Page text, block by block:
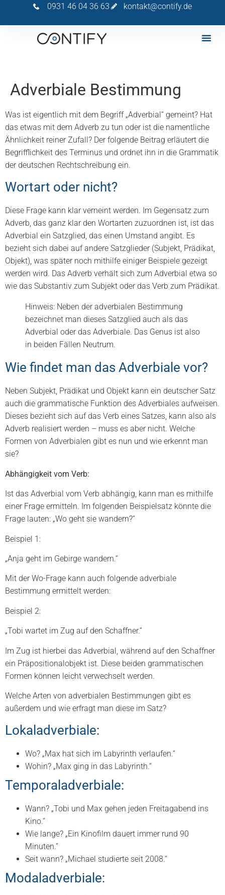
0931 46 04 36 63 kontakt@contify.de
Adverbiale Bestimmung
Was ist eigentlich mit dem Begriff „Adverbial“ gemeint? Hat
das etwas mit dem Adverb zu tun oder ist die namentliche
Ähnlichkeit reiner Zufall? Der folgende Beitrag erläutert die
Begrifflichkeit des Terminus und ordnet ihn in die Grammatik
der deutschen Rechtschreibung ein.
Wortart oder nicht?
Diese Frage kann klar verneint werden. Im Gegensatz zum
Adverb, das ganz klar den Wortarten zuzuordnen ist, ist das
Adverbial ein Satzglied, das einen Umstand angibt. Es
bezieht sich dabei auf andere Satzglieder (Subjekt, Prädikat,
Objekt), was später noch mithilfe einiger Beispiele gezeigt
werden wird. Das Adverb verhält sich zum Adverbial etwa so
wie das Substantiv zum Subjekt oder das Verb zum Prädikat.
Hinweis: Neben der adverbialen Bestimmung
bezeichnet man dieses Satzglied auch als das
Adverbial oder das Adverbiale. Das Genus ist also
in beiden Fällen Neutrum.
Wie findet man das Adverbiale vor?
Neben Subjekt, Prädikat und Objekt kann ein deutscher Satz
auch die grammatische Funktion des Adverbiales aufweisen.
Dieses bezieht sich auf das Verb eines Satzes, kann also als
Adverb realisiert werden – muss es aber nicht. Welche
Formen von Adverbialen gibt es nun und wie erkennt man
sie?
Abhängigkeit vom Verb:
Ist das Adverbial vom Verb abhängig, kann man es mithilfe
einer Frage ermitteln. Im folgenden Beispielsatz könnte die
Frage lauten: „Wo geht sie wandern?“
Beispiel 1:
„Anja geht im Gebirge wandern.“
Mit der Wo-Frage kann auch folgende adverbiale
Bestimmung ermittelt werden:
Beispiel 2:
„Tobi wartet im Zug auf den Schaffner.“
Im Zug ist hierbei das Adverbial, während auf den Schaffner
ein Präpositionalobjekt ist. Diese beiden grammatischen
Formen können leicht verwechselt werden.
Welche Arten von adverbialen Bestimmungen gibt es
außerdem und wie erfragt man diese im Satz?
Lokaladverbiale:
Wo? „Max hat sich im Labyrinth verlaufen.“
Wohin? „Max ging in das Labyrinth.“
Temporaladverbiale:
Wann? „Tobi und Max gehen jeden Freitagabend ins
Kino.“
Wie lange? „Ein Kinofilm dauert immer rund 90
Minuten.“
Seit wann? „Michael studierte seit 2008.“
Modaladverbiale: